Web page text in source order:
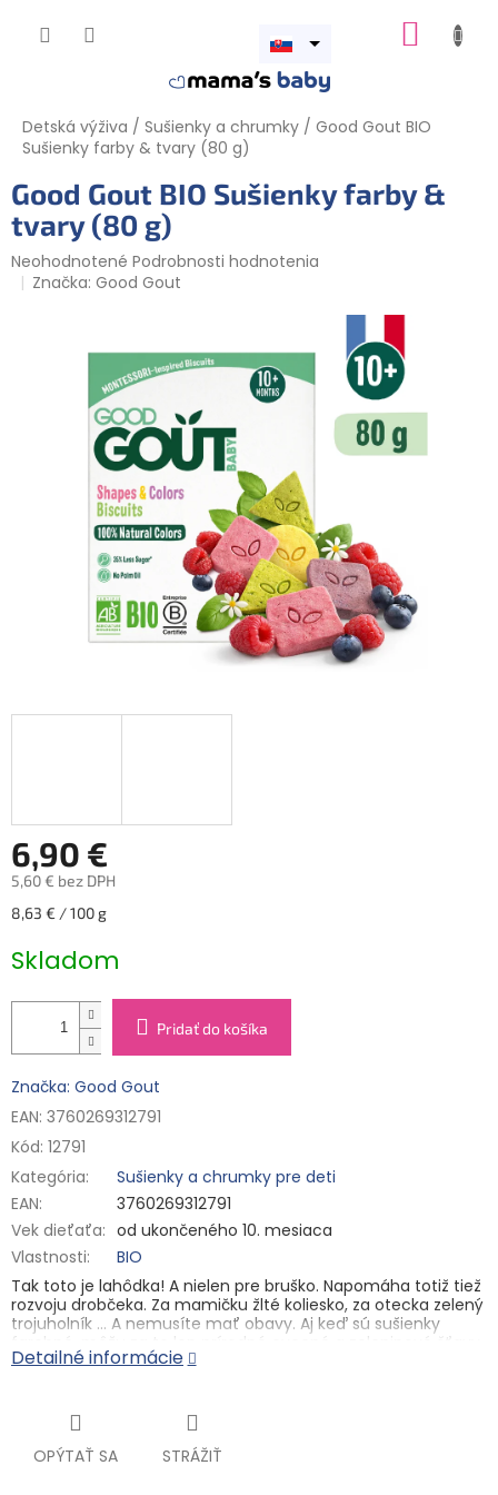
Otvoriť
Detská výživa / Sušienky a chrumky / Good Gout BIO
Sušienky farby & tvary (80 g)
Good Gout BIO Sušienky farby &
tvary (80 g)
Priemerné
hodnotenie
hviezdičiek.
Neohodnotené Podrobnosti hodnotenia
Značka:Good Gout
6,90 €
5,60 € bez DPH
Jednotková
8,63 € / 100 g
Skladom
Pridať do košíka
Značka: Good Gout
EAN: 3760269312791
Kód: 12791
Kategória:
Sušienky a chrumky pre deti
EAN:
3760269312791
Vek dieťaťa: od ukončeného 10. mesiaca
Vlastnosti:
BIO
Tak toto je lahôdka! A nielen pre bruško. Napomáha totiž tiež
rozvoju drobčeka. Za mamičku žlté koliesko, za otecka zelený
trojuholník ... A nemusíte mať obavy. Aj keď sú sušienky
farebné, môžu za to len prírodné ovocné a zeleninové šťavy.
A to je predsa úžasné, keď viete, že je jedlo zábava, a hoci
Montessoriovskou výučbu a držali sa jej motta "Pomôž mi,
aby som to dokázal sám". Pomôžete aj vy vašim
mrňouskům?
Detailné informácie
OPÝTAŤ SA STRÁŽIŤ